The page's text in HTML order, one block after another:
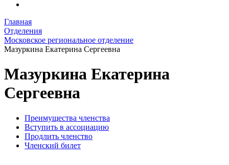
Главная
Отделения
Московское региональное отделение
Мазуркина Екатерина Сергеевна
Мазуркина Екатерина
Сергеевна
Преимущества членства
Вступить в ассоциацию
Продлить членство
Членский билет